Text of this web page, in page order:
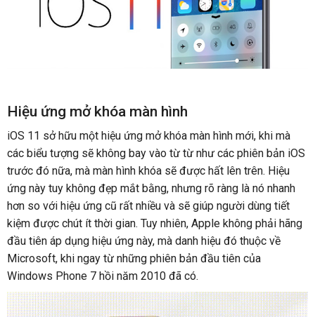
Hiệu ứng mở khóa màn hình
iOS 11 sở hữu một hiệu ứng mở khóa màn hình mới, khi mà
các biểu tượng sẽ không bay vào từ từ như các phiên bản iOS
trước đó nữa, mà màn hình khóa sẽ được hất lên trên. Hiệu
ứng này tuy không đẹp mắt bằng, nhưng rõ ràng là nó nhanh
hơn so với hiệu ứng cũ rất nhiều và sẽ giúp người dùng tiết
kiệm được chút ít thời gian. Tuy nhiên, Apple không phải hãng
đầu tiên áp dụng hiệu ứng này, mà danh hiệu đó thuộc về
Microsoft, khi ngay từ những phiên bản đầu tiên của
Windows Phone 7 hồi năm 2010 đã có.